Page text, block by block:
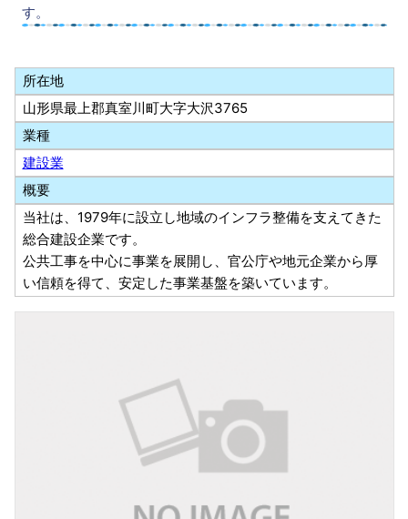
す。
所在地
山形県最上郡真室川町大字大沢3765
業種
建設業
概要
当社は、1979年に設立し地域のインフラ整備を支えてきた
総合建設企業です。
公共工事を中心に事業を展開し、官公庁や地元企業から厚
い信頼を得て、安定した事業基盤を築いています。